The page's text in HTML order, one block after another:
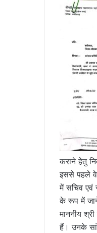
कराने हेतु
इससे पहले वे
में सचिव एवं
के रूप में
माननीय
हैं। उनके